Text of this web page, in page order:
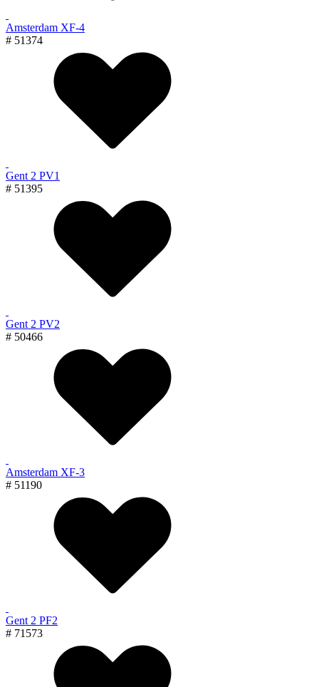
Amsterdam XF-4
# 51374
Gent 2 PV1
# 51395
Gent 2 PV2
# 50466
Amsterdam XF-3
# 51190
Gent 2 PF2
# 71573